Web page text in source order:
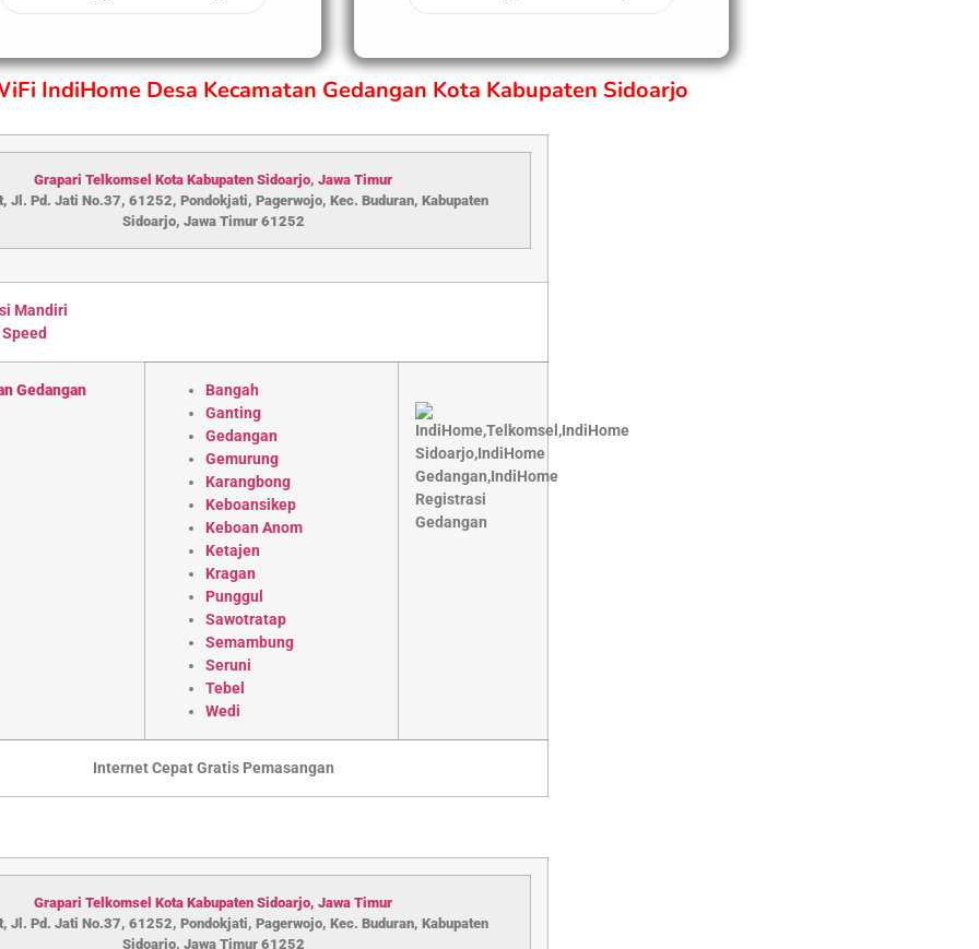
IndiHome Desa Kecamatan Gedangan Kota Kabupaten Sidoarjo
Grapari Telkomsel Kota Kabupaten Sidoarjo, Jawa Timur
Jl. Pd. Jati No.37, 61252, Pondokjati, Pagerwojo, Kec. Buduran, Kabupaten
Sidoarjo, Jawa Timur 61252
Mandiri
Gedangan
Bangah
Ganting
Gedangan
Gemurung
Karangbong
Keboansikep
Keboan Anom
Ketajen
Kragan
Punggul
Sawotratap
Semambung
Seruni
Tebel
Wedi
Internet Cepat Gratis Pemasangan
Grapari Telkomsel Kota Kabupaten Sidoarjo, Jawa Timur
Jl. Pd. Jati No.37, 61252, Pondokjati, Pagerwojo, Kec. Buduran, Kabupaten
Sidoarjo, Jawa Timur 61252